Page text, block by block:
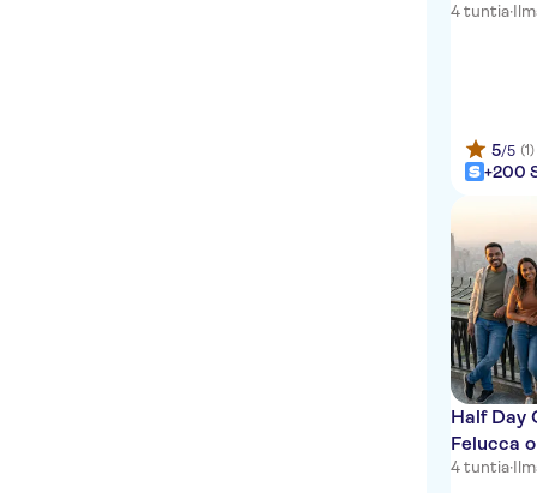
4 tuntia·
5/5 (1)
+200
Half Day
Felucca
4 tuntia·